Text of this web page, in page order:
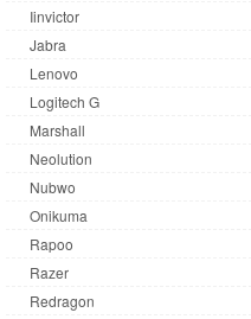
Iinvictor
Jabra
Lenovo
Logitech G
Marshall
Neolution
Nubwo
Onikuma
Rapoo
Razer
Redragon